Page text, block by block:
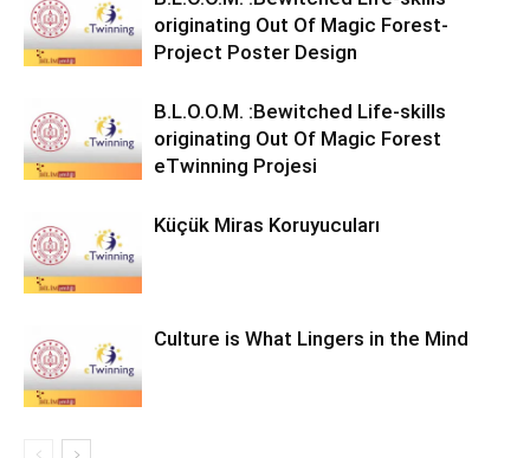
originating Out Of Magic Forest-
Project Poster Design
B.L.O.O.M. :Bewitched Life-skills
originating Out Of Magic Forest
eTwinning Projesi
Küçük Miras Koruyucuları
Culture is What Lingers in the Mind